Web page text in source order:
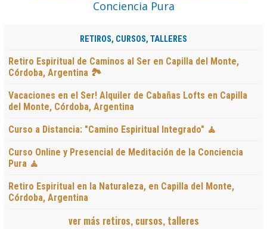
RETIROS, CURSOS, TALLERES
Retiro Espiritual de Caminos al Ser en Capilla del Monte,
Córdoba, Argentina 🏞️
Vacaciones en el Ser! Alquiler de Cabañas Lofts en Capilla
del Monte, Córdoba, Argentina
Curso a Distancia: "Camino Espiritual Integrado" 🧘
Curso Online y Presencial de Meditación de la Conciencia
Pura 🧘
Retiro Espiritual en la Naturaleza, en Capilla del Monte,
Córdoba, Argentina
ver más retiros, cursos, talleres